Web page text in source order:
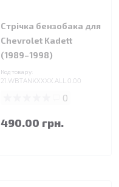
Стрічка бензобака для
Chevrolet Kadett
(1989–1998)
Код товару:
21.WBTANKXXXX.ALL.0.00
0
490.00 грн.